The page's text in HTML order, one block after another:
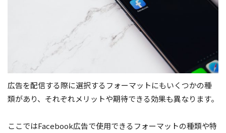
広告を配信する際に選択するフォーマットにもいくつかの種
類があり、それぞれメリットや期待できる効果も異なります。
ここではFacebook広告で使用できるフォーマットの種類や特